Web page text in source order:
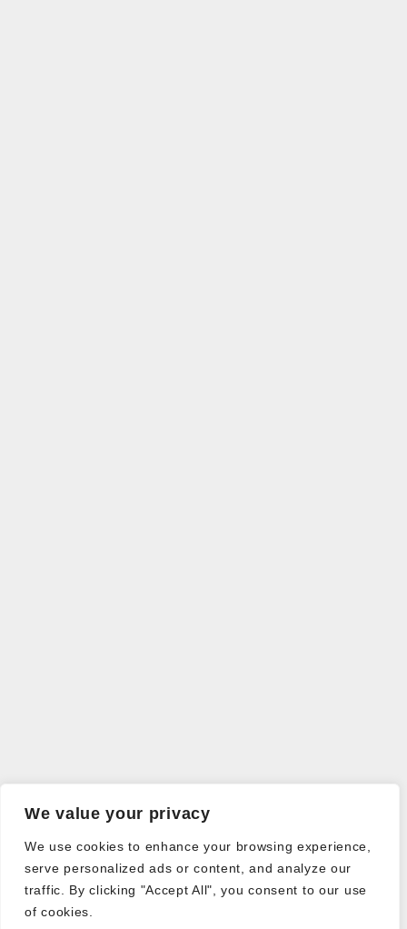
We value your privacy
We use cookies to enhance your browsing experience,
serve personalized ads or content, and analyze our
traffic. By clicking "Accept All", you consent to our use
of cookies.